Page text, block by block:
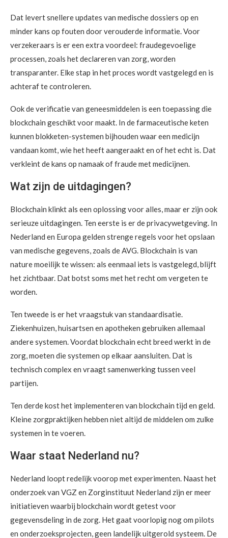
Dat levert snellere updates van medische dossiers op en
minder kans op fouten door verouderde informatie. Voor
verzekeraars is er een extra voordeel: fraudegevoelige
processen, zoals het declareren van zorg, worden
transparanter. Elke stap in het proces wordt vastgelegd en is
achteraf te controleren.
Ook de verificatie van geneesmiddelen is een toepassing die
blockchain geschikt voor maakt. In de farmaceutische keten
kunnen blokketen-systemen bijhouden waar een medicijn
vandaan komt, wie het heeft aangeraakt en of het echt is. Dat
verkleint de kans op namaak of fraude met medicijnen.
Wat zijn de uitdagingen?
Blockchain klinkt als een oplossing voor alles, maar er zijn ook
serieuze uitdagingen. Ten eerste is er de privacywetgeving. In
Nederland en Europa gelden strenge regels voor het opslaan
van medische gegevens, zoals de AVG. Blockchain is van
nature moeilijk te wissen: als eenmaal iets is vastgelegd, blijft
het zichtbaar. Dat botst soms met het recht om vergeten te
worden.
Ten tweede is er het vraagstuk van standaardisatie.
Ziekenhuizen, huisartsen en apotheken gebruiken allemaal
andere systemen. Voordat blockchain echt breed werkt in de
zorg, moeten die systemen op elkaar aansluiten. Dat is
technisch complex en vraagt samenwerking tussen veel
partijen.
Ten derde kost het implementeren van blockchain tijd en geld.
Kleine zorgpraktijken hebben niet altijd de middelen om zulke
systemen in te voeren.
Waar staat Nederland nu?
Nederland loopt redelijk voorop met experimenten. Naast het
onderzoek van VGZ en Zorginstituut Nederland zijn er meer
initiatieven waarbij blockchain wordt getest voor
gegevensdeling in de zorg. Het gaat voorlopig nog om pilots
en onderzoeksprojecten, geen landelijk uitgerold systeem. De